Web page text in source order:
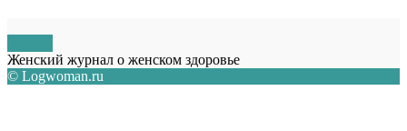
Женский журнал о женском здоровье
© Logwoman.ru